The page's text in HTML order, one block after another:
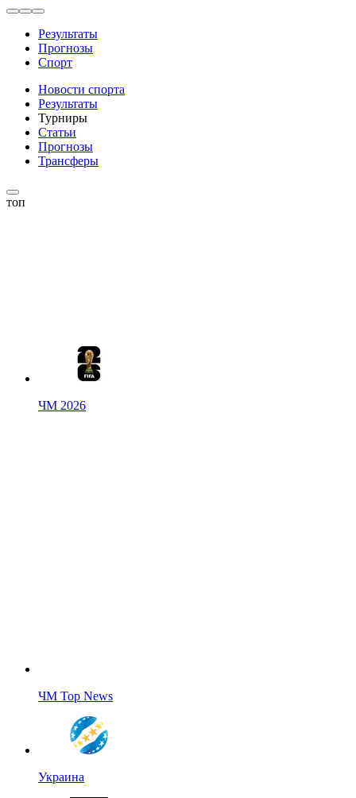
Результаты
Прогнозы
Спорт
Новости спорта
Результаты
Турниры
Статьи
Прогнозы
Трансферы
топ
ЧМ 2026
ЧМ Top News
Украина